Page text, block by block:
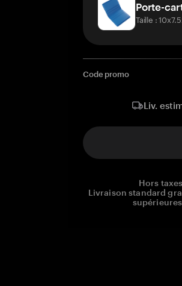
Porte-
Taille :
Code promo
Liv.
Hors
Livraison standard